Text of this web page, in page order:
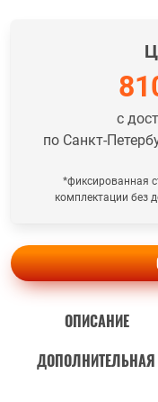
с
по Санкт-
*фиксированная
комплектации без
ОПИСАНИЕ